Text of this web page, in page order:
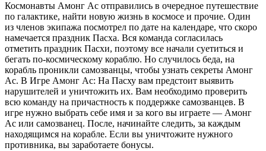
Космонавты Амонг Ас отправились в очередное путешествие
по галактике, найти новую жизнь в космосе и прочие. Один
из членов экипажа посмотрел по дате на календаре, что скоро
намечается праздник Пасха. Вся команда согласилась
отметить праздник Пасхи, поэтому все начали суетиться и
бегать по-космическому кораблю. Но случилось беда, на
корабль проникли самозванцы, чтобы узнать секреты Амонг
Ас. В Игре Амонг Ас: На Пасху вам предстоит выявить
нарушителей и уничтожить их. Вам необходимо проверить
всю команду на причастность к поддержке самозванцев. В
игре нужно выбрать себе имя и за кого вы играете — Амонг
Ас или самозванец. После, начинайте следить, за каждым
находящимся на корабле. Если вы уничтожите нужного
противника, вы заработаете бонусы.